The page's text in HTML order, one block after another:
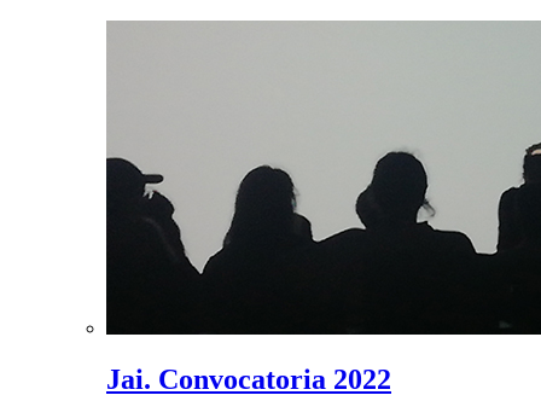
Jai. Convocatoria 2022